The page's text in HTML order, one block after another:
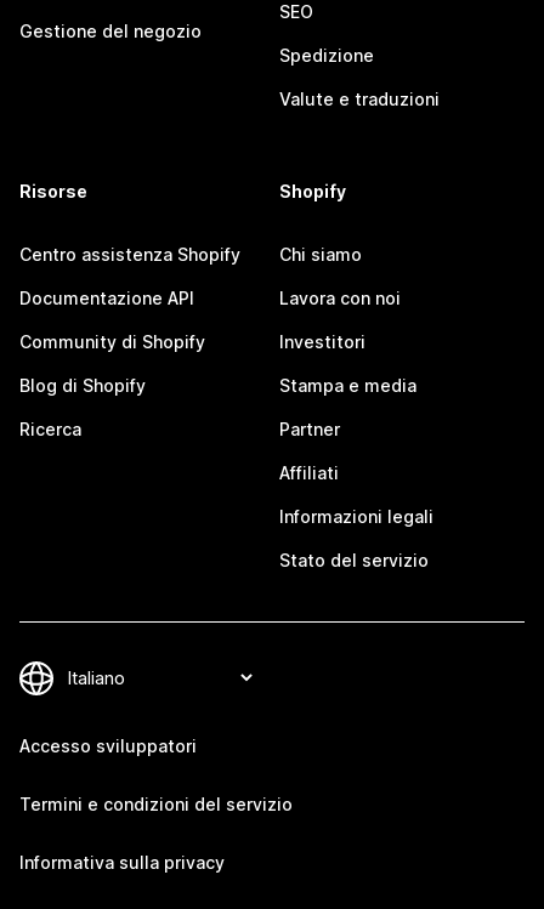
Gestione del negozio
SEO
Spedizione
Valute e traduzioni
Risorse
Centro assistenza Shopify
Documentazione API
Community di Shopify
Blog di Shopify
Ricerca
Shopify
Chi siamo
Lavora con noi
Investitori
Stampa e media
Partner
Affiliati
Informazioni legali
Stato del servizio
Accesso sviluppatori
Termini e condizioni del servizio
Informativa sulla privacy